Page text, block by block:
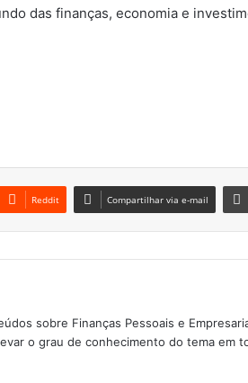
das finanças, economia e
Reddit Compartilhar via e-mail
sobre Finanças Pessoais e
o grau de conhecimento do tema em